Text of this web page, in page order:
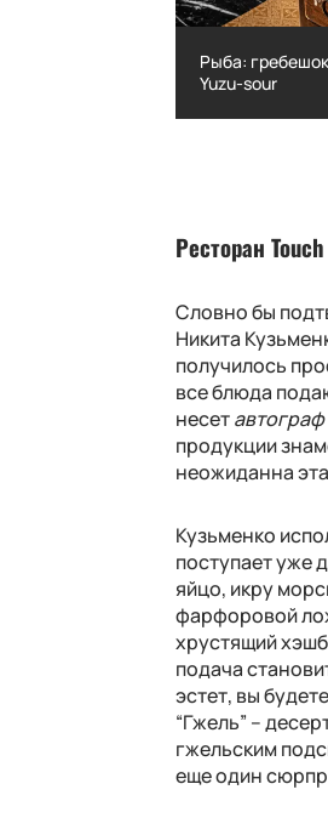
Рыба:
Yuzu-sour
Ресторан
Словно бы
Никита
получилось
все блюда
несетавтограф
продукции
неожиданна
Кузьменко
поступает уже
яйцо, икру
фарфоровой
хрустящий
подача
эстет, вы
“Гжель” –
гжельским
еще один